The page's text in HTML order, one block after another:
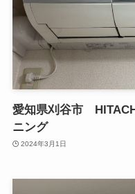
愛知県刈谷市
ニング
2024年3月1日